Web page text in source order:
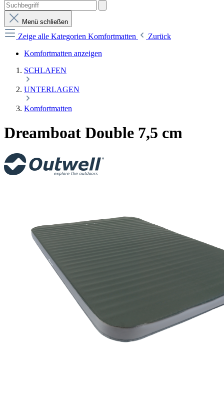
Menü schließen
Zeige alle Kategorien Komfortmatten
Zurück
Komfortmatten anzeigen
SCHLAFEN
UNTERLAGEN
Komfortmatten
Dreamboat Double 7,5 cm